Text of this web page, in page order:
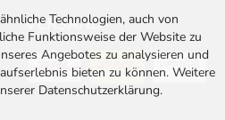
Technologien, auch von
Funktionsweise der Website zu
Angebotes zu analysieren und
bieten zu können. Weitere
Datenschutzerklärung.
VERSAND